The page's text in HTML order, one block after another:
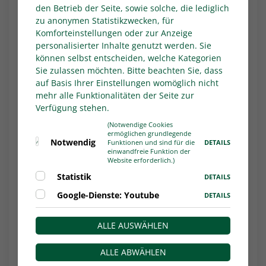
Newslettern
So können Vereine unterstützen:
Nutzen Sie die Vorlagen und Fotoframes
am Aktionswochenende, um Ihre
Unterstützung sichtbar zu machen.
Posten Sie Ihr bestes Team-, Jubel- oder
Fanbild mit dem Hashtag
und markieren Sie@dfbaufInstagram
Die schönsten Motive repostet der DFB
über den offiziellen Instagram-Account in
Zusätzlich können Vereine am Aktionsspieltag –
und idealerweise bis zur finalen Entscheidung
am 3. Dezember – ihr Profil- oder Titelbild auf
Social Media mit dem Logo oder Claim der
Bewerbung aktualisieren oder eines der
bereitgestellten Overlays verwenden.
den Betrieb der Seite, sowie solche, die lediglich
zu anonymen Statistikzwecken, für
Komforteinstellungen oder zur Anzeige
personalisierter Inhalte genutzt werden. Sie
können selbst entscheiden, welche Kategorien
Sie zulassen möchten. Bitte beachten Sie, dass
auf Basis Ihrer Einstellungen womöglich nicht
mehr alle Funktionalitäten der Seite zur
Verfügung stehen.
Notwendig
(Notwendige Cookies
ermöglichen grundlegende
Funktionen und sind für die
einwandfreie Funktion der
Website erforderlich.)
DETAILS
Statistik DETAILS
Google-Dienste: Youtube DETAILS
ALLE AUSWÄHLEN
ALLE ABWÄHLEN